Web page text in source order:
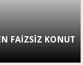
FAİZSİZ KONUT